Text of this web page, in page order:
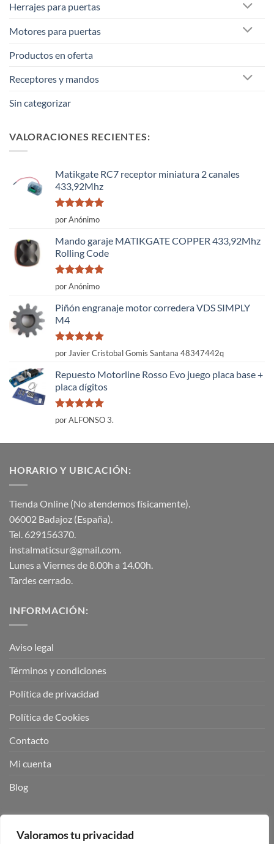
Valoramos tu privacidad
Herrajes para puertas
Motores para puertas
Productos en oferta
Receptores y mandos
Sin categorizar
VALORACIONES RECIENTES:
Matikgate RC7 receptor miniatura 2 canales
433,92Mhz
Valorado
con
por Anónimo
Mando garaje MATIKGATE COPPER 433,92Mhz
Rolling Code
Valorado
con
por Anónimo
Piñón engranaje motor corredera VDS SIMPLY
M4
Valorado
con
por Javier Cristobal Gomis Santana 48347442q
Repuesto Motorline Rosso Evo juego placa base +
placa dígitos
Valorado
con
por ALFONSO 3.
HORARIO Y UBICACIÓN:
Tienda Online (No atendemos físicamente).
06002 Badajoz (España).
Tel. 629156370.
instalmaticsur@gmail.com.
Lunes a Viernes de 8.00h a 14.00h.
Tardes cerrado.
INFORMACIÓN:
Aviso legal
Términos y condiciones
Política de privacidad
Política de Cookies
Contacto
Mi cuenta
Blog